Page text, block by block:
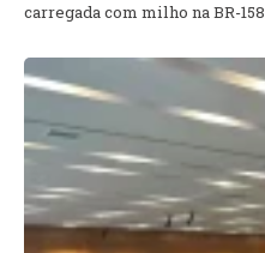
carregada com milho na BR-158